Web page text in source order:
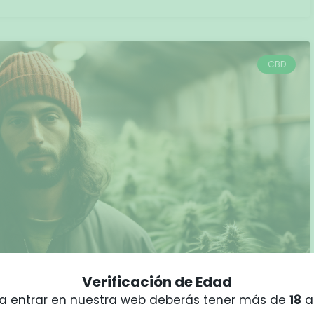
CBD
Verificación de Edad
entrar en nuestra web deberás tener más de 18